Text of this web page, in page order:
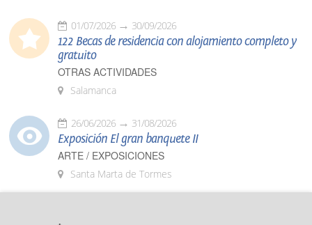
01/07/2026 30/09/2026
122 Becas de residencia con alojamiento completo y
gratuito
OTRAS ACTIVIDADES
Salamanca
26/06/2026 31/08/2026
Exposición El gran banquete II
ARTE / EXPOSICIONES
Santa Marta de Tormes